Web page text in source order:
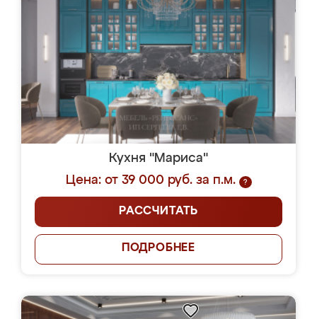
Кухня "Мариса"
Цена: от 39 000 руб. за п.м.
?
РАССЧИТАТЬ
ПОДРОБНЕЕ